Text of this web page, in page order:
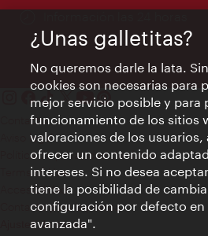
Contacto
Aviso legal
Política de privacidad de datos
Terms of Use
Accesibilidad
Contacto para la prensa
Ajustes de cookie
¿Unas galletitas?
No queremos darle la lata.
cookies son necesarias para
mejor servicio posible y para
funcionamiento de los sitios
valoraciones de los usuarios,
ofrecer un contenido
intereses. Si no desea
tiene la posibilidad de
configuración por defecto
avanzada".